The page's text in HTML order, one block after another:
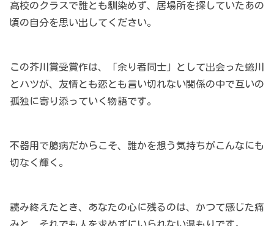
高校のクラスで誰とも馴染めず、居場所を探していたあの
頃の自分を思い出してください。
この芥川賞受賞作は、「余り者同士」として出会った蜷川
とハツが、友情とも恋とも言い切れない関係の中で互いの
孤独に寄り添っていく物語です。
不器用で臆病だからこそ、誰かを想う気持ちがこんなにも
切なく輝く。
読み終えたとき、あなたの心に残るのは、かつて感じた痛
みと、それでも人を求めずにいられない温もりです。